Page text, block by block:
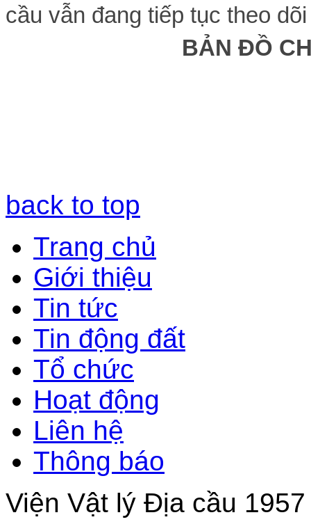
cầu vẫn đang tiếp tục theo
BẢN ĐỒ
back to top
Trang chủ
Giới thiệu
Tin tức
Tin động đất
Tổ chức
Hoạt động
Liên hệ
Thông báo
Viện Vật lý Địa cầu